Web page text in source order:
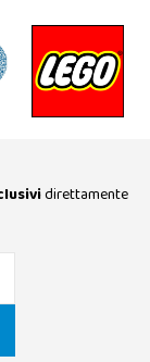
direttamente